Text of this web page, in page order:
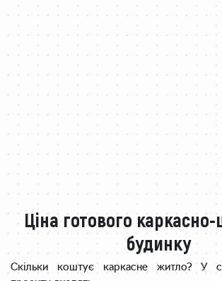
Ціна готового
будинку
Скільки коштує каркасне житло? У